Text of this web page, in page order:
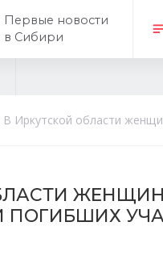
Первые новости
в Сибири
В Иркутской области